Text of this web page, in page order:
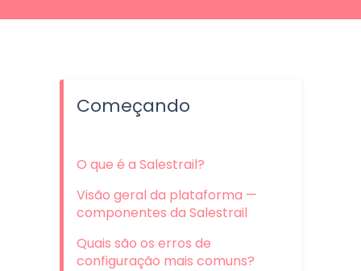
Começando
O que é a Salestrail?
Visão geral da plataforma —
componentes da Salestrail
Quais são os erros de
configuração mais comuns?